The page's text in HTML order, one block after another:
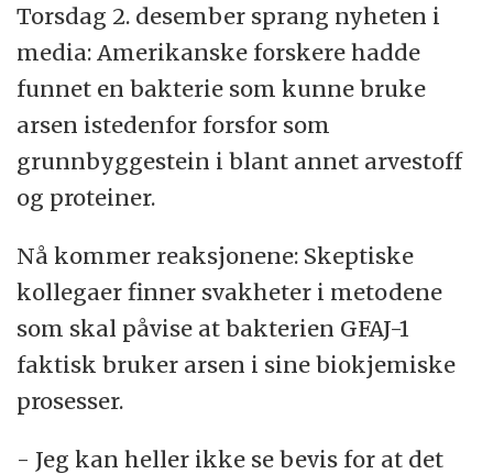
Torsdag 2. desember sprang nyheten i
media: Amerikanske forskere hadde
funnet en bakterie som kunne bruke
arsen istedenfor forsfor som
grunnbyggestein i blant annet arvestoff
og proteiner.
Nå kommer reaksjonene: Skeptiske
kollegaer finner svakheter i metodene
som skal påvise at bakterien GFAJ-1
faktisk bruker arsen i sine biokjemiske
prosesser.
- Jeg kan heller ikke se bevis for at det